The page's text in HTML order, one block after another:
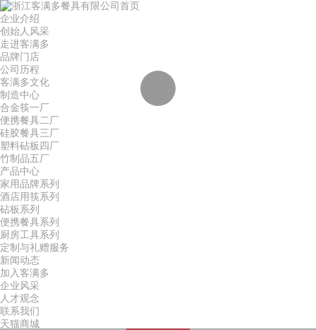
首页
企业介绍
创始人风采
走进客满多
品牌门店
公司历程
客满多文化
制造中心
合金筷一厂
便携餐具二厂
硅胶餐具三厂
塑料砧板四厂
竹制品五厂
产品中心
家用品牌系列
酒店用筷系列
砧板系列
便携餐具系列
厨房工具系列
定制与礼赠服务
新闻动态
加入客满多
企业风采
人才观念
联系我们
天猫商城